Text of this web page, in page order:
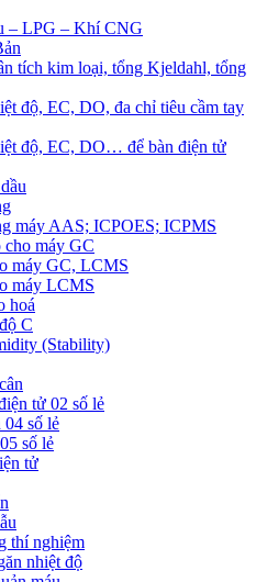
– LPG – Khí CNG
tích kim loại, tổng Kjeldahl, tổng
độ, EC, DO, đa chỉ tiêu cầm tay
độ, EC, DO… để bàn điện tử
máy AAS; ICPOES; ICPMS
máy GC
máy GC, LCMS
máy LCMS
hoá
C
(Stability)
tử 02 số lẻ
04 số lẻ
số lẻ
tử
thí nghiệm
nhiệt độ